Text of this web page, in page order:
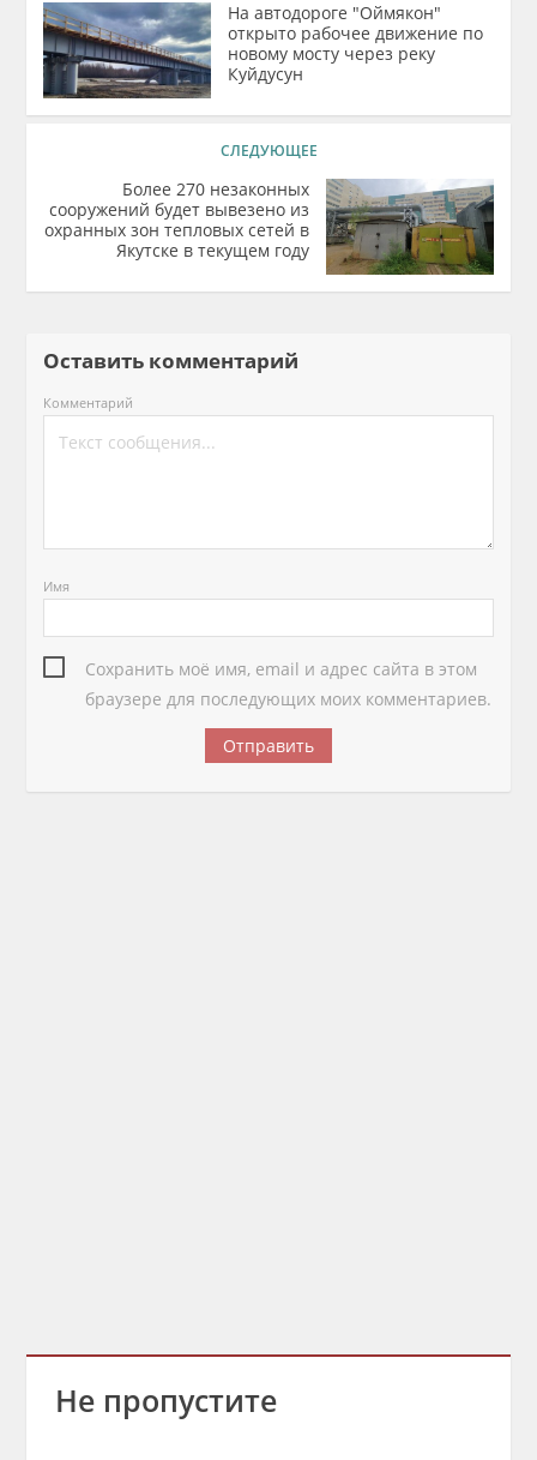
На автодороге "Оймякон"
открыто рабочее движение по
новому мосту через реку
Куйдусун
СЛЕДУЮЩЕЕ
Более 270 незаконных
сооружений будет вывезено из
охранных зон тепловых сетей в
Якутске в текущем году
Оставить комментарий
Комментарий
Имя
Сохранить моё имя, email и адрес сайта в этом
браузере для последующих моих комментариев.
Не пропустите